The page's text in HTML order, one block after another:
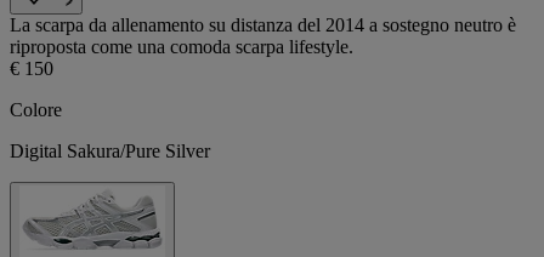
La scarpa da allenamento su distanza del 2014 a sostegno neutro è
riproposta come una comoda scarpa lifestyle.
€ 150
Colore
Digital Sakura/Pure Silver